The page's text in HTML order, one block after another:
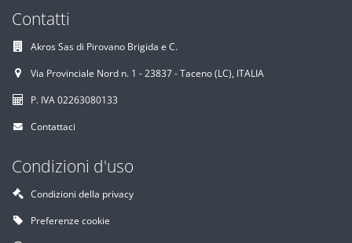
Contatti
Akros Sas di Pirovano Brigida e C.
Via Provinciale Nord n. 1 - 23837 - Taceno (LC), ITALIA
P. IVA 02263080133
Contattaci
Condizioni d'uso
Condizioni della privacy
Preferenze cookie